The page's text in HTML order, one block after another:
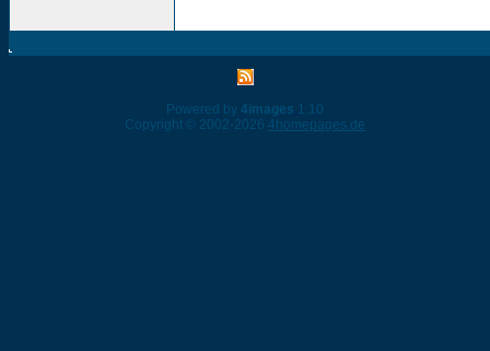
Powered by 4images 1.10
Copyright © 2002-2026 4homepages.de